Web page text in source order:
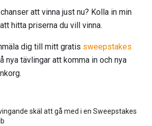
att vinna just nu? Kolla in min
hitta priserna du vill vinna.
dig till mitt gratis sweepstakes
nya tävlingar att komma in och nya
skäl att gå med i en Sweepstakes